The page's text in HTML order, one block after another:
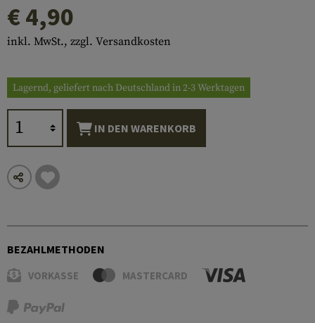
€ 4,90
inkl. MwSt., zzgl. Versandkosten
Lagernd, geliefert nach Deutschland in 2-3 Werktagen
IN DEN WARENKORB
BEZAHLMETHODEN
VORKASSE MASTERCARD